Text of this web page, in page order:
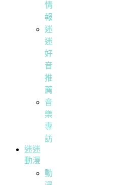
情
報
迷
迷
好
音
推
薦
音
樂
專
訪
迷迷
動漫
動